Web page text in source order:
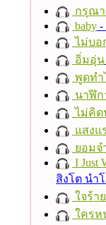
กรุณา
baby -
ไม่บอ
อิ่มอุ่น
พูดทำ
นาฬิก
ไม่คิด
แสงแ
ยอม
I Just
สิงโต นำ
ใจร้าย
ใครห